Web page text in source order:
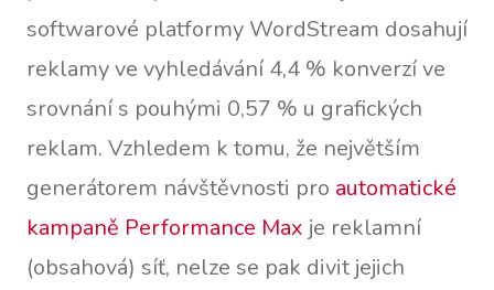
softwarové platformy WordStream dosahují
reklamy ve vyhledávání 4,4 % konverzí ve
srovnání s pouhými 0,57 % u grafických
reklam. Vzhledem k tomu, že největším
generátorem návštěvnosti pro automatické
kampaně Performance Max je reklamní
(obsahová) síť, nelze se pak divit jejich